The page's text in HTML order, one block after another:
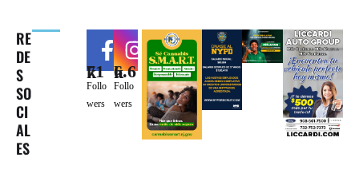
RE
DE
S
SO
CI
AL
ES
71k
Follo
wers
6.6k
Follo
wers